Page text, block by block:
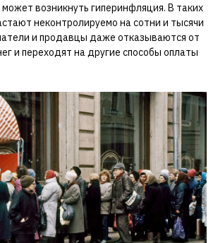
возникнуть гиперинфляция. В таких
неконтролируемо на сотни и тысячи
и продавцы даже отказываются от
и переходят на другие способы оплаты